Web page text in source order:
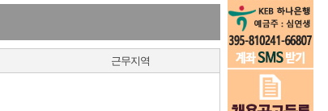
근무지역